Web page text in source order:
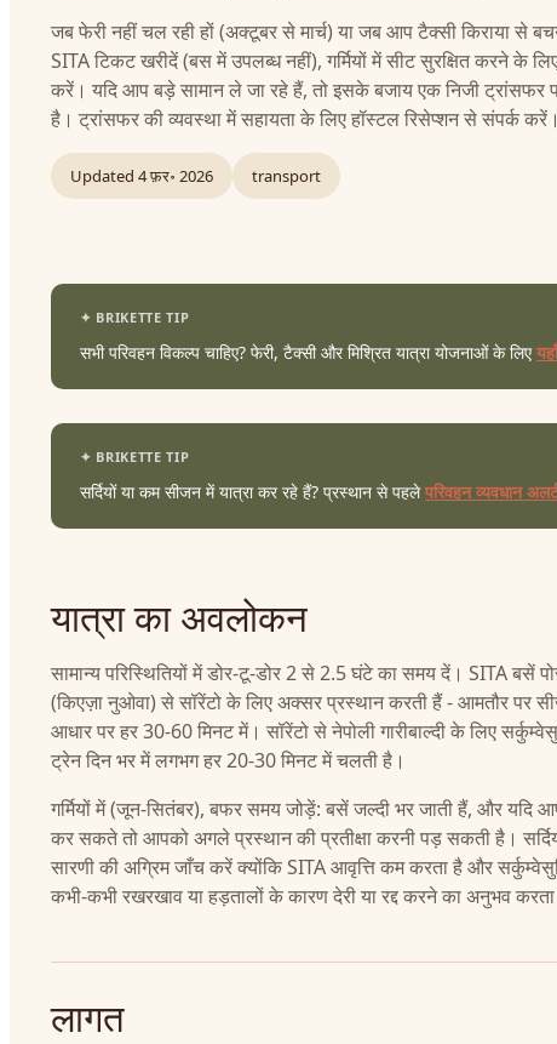
जब फेरी नहीं चल रही हों (अक्टूबर से मार्च) या जब आप टैक्सी किराया से
SITA टिकट खरीदें (बस में उपलब्ध नहीं), गर्मियों में सीट सुरक्षित करने के
करें। यदि आप बड़े सामान ले जा रहे हैं, तो इसके बजाय एक निजी ट्रांसफर
है। ट्रांसफर की व्यवस्था में सहायता के लिए हॉस्टल रिसेप्शन से संपर्क करें।
Updated 4 फ़र॰ 2026 transport
सभी परिवहन विकल्प चाहिए? फेरी, टैक्सी और मिश्रित यात्रा योजनाओं के लिए
सर्दियों या कम सीजन में यात्रा कर रहे हैं? प्रस्थान से पहलेपरिवहन व्यवधान
यात्रा का अवलोकन
सामान्य परिस्थितियों में डोर-टू-डोर 2 से 2.5 घंटे का समय दें। SITA बसें
(किएज़ा नुओवा) से सॉरेंटो के लिए अक्सर प्रस्थान करती हैं - आमतौर पर
आधार पर हर 30-60 मिनट में। सॉरेंटो से नेपोली गारीबाल्दी के लिए
ट्रेन दिन भर में लगभग हर 20-30 मिनट में चलती है।
गर्मियों में (जून-सितंबर), बफर समय जोड़ें: बसें जल्दी भर जाती हैं, और यदि आप
कर सकते तो आपको अगले प्रस्थान की प्रतीक्षा करनी पड़ सकती है।
सारणी की अग्रिम जाँच करें क्योंकि SITA आवृत्ति कम करता है और
कभी-कभी रखरखाव या हड़तालों के कारण देरी या रद्द करने का अनुभव
लागत